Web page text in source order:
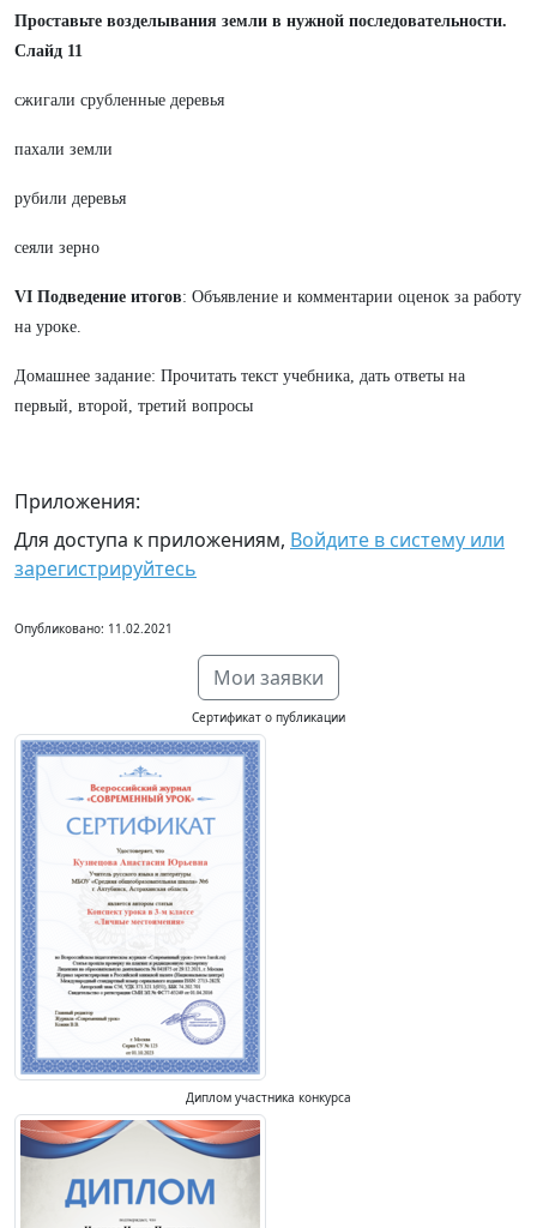
Проставьте возделывания земли в нужной последовательности.
Слайд 11
сжигали срубленные деревья
пахали земли
рубили деревья
сеяли зерно
VI Подведение итогов: Объявление и комментарии оценок за работу
на уроке.
Домашнее задание: Прочитать текст учебника, дать ответы на
первый, второй, третий вопросы
Приложения:
Для доступа к приложениям, Войдите в систему или
зарегистрируйтесь
Опубликовано: 11.02.2021
Мои заявки
Сертификат о публикации
Диплом участника конкурса